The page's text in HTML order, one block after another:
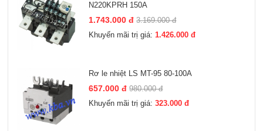
N220KPRH 150A
1.743.000 đ 3.169.000 đ
Khuyến mãi trị giá:1.426.000 đ
Rơ le nhiệt LS MT-95 80-100A
657.000 đ 980.000 đ
Khuyến mãi trị giá:323.000 đ